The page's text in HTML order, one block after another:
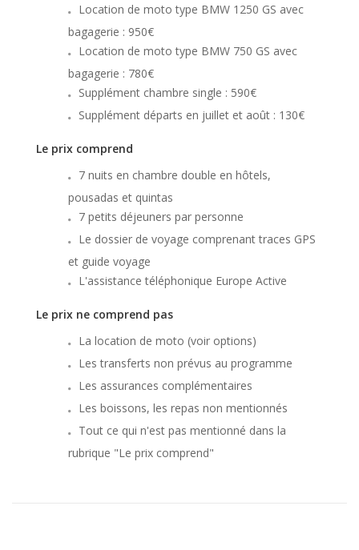
Location de moto type BMW 1250 GS avec
bagagerie : 950€
Location de moto type BMW 750 GS avec
bagagerie : 780€
Supplément chambre single : 590€
Supplément départs en juillet et août : 130€
Le prix comprend
7 nuits en chambre double en hôtels,
pousadas et quintas
7 petits déjeuners par personne
Le dossier de voyage comprenant traces GPS
et guide voyage
L'assistance téléphonique Europe Active
Le prix ne comprend pas
La location de moto (voir options)
Les transferts non prévus au programme
Les assurances complémentaires
Les boissons, les repas non mentionnés
Tout ce qui n'est pas mentionné dans la
rubrique "Le prix comprend"